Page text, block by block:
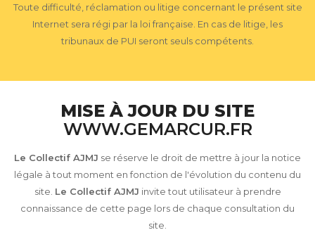
Toute difficulté, réclamation ou litige concernant le présent site
Internet sera régi par la loi française. En cas de litige, les
tribunaux de PUI seront seuls compétents.
MISE À JOUR DU SITE
WWW.GEMARCUR.FR
Le Collectif AJMJ se réserve le droit de mettre à jour la notice
légale à tout moment en fonction de l'évolution du contenu du
site. Le Collectif AJMJ invite tout utilisateur à prendre
connaissance de cette page lors de chaque consultation du
site.